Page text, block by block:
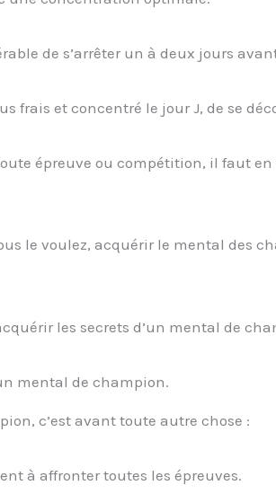
de s’arrêter un à deux jours
frais et concentré le jour J, de se
épreuve ou compétition, il faut
le voulez, acquérir le mental des
les secrets d’un mental de
mental de champion.
c’est avant toute autre chose :
à affronter toutes les épreuves.